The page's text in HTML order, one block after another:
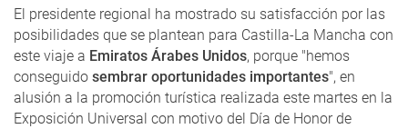
El presidente regional ha mostrado su satisfacción por las
posibilidades que se plantean para Castilla-La Mancha con
este viaje a Emiratos Árabes Unidos, porque "hemos
conseguido sembrar oportunidades importantes", en
alusión a la promoción turística realizada este martes en la
Exposición Universal con motivo del Día de Honor de